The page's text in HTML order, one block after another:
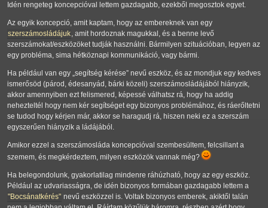
Idén rengeteg koncepcióval lettem gazdagabb, ezekből megosztok egyet.
Az egyik koncepció, amit kaptam, hogy az embereknek van egy
szerszámosládájuk, amit hordoznak magukkal, és a benne levő
szerszámokat/eszközöket tudják használni. Bármilyen szituációban, legyen az
egy probléma, sima hétköznapi kommunikáció, vagy bármi.
Ha például van egy segítség kérése nevű eszköz, és az mondjuk egy kedves
ismerősöd (párod, édesanyád, bárki közeli) szerszámosládájából hiányzik,
akkor amennyiben ezt felismered, képessé válhatsz rá, hogy ha addig
nehezteltél hogy nem kér segítséget egy bizonyos problémához, és ráerőltetni
se tudod hogy kérjen már, akkor se haragudj rá, hiszen neki ez a szerszám
egyszerűen hiányzik a ládájából.
Amikor ezzel a szerszámosláda koncepcióval szembesültem, felcsillant a
szemem, és megkérdeztem, milyen eszközök vannak még?
Ha belegondolunk, gyakorlatilag mindenre ráhúzható, hogy az egy eszköz.
Például az udvariasságra, de idén bizonyos formában gazdagabb lettem a
"Bocsánatkérés" nevű eszközzel is. Voltak bizonyos emberek, akiktől talán